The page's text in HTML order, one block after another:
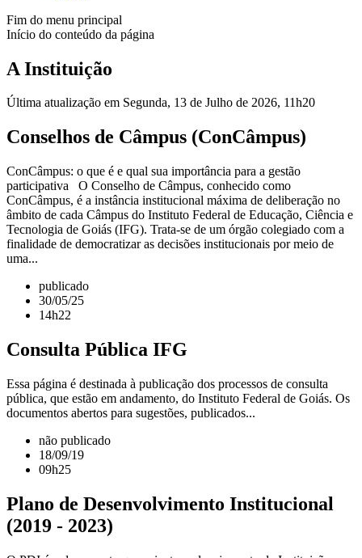
Fim do menu principal
Início do conteúdo da página
A Instituição
Última atualização em Segunda, 13 de Julho de 2026, 11h20
Conselhos de Câmpus (ConCâmpus)
ConCâmpus: o que é e qual sua importância para a gestão
participativa O Conselho de Câmpus, conhecido como
ConCâmpus, é a instância institucional máxima de deliberação no
âmbito de cada Câmpus do Instituto Federal de Educação, Ciência e
Tecnologia de Goiás (IFG). Trata-se de um órgão colegiado com a
finalidade de democratizar as decisões institucionais por meio de
uma...
publicado
30/05/25
14h22
Consulta Pública IFG
Essa página é destinada à publicação dos processos de consulta
pública, que estão em andamento, do Instituto Federal de Goiás. Os
documentos abertos para sugestões, publicados...
não publicado
18/09/19
09h25
Plano de Desenvolvimento Institucional
(2019 - 2023)